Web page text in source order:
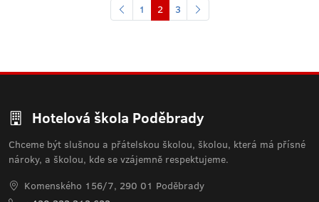
1 2 3
Hotelová škola Poděbrady
Chceme být slušnou a přátelskou školou, školou, která má přísné
nároky, a školou, kde se vzájemně respektujeme.
Komenského 156/7, 290 01 Poděbrady